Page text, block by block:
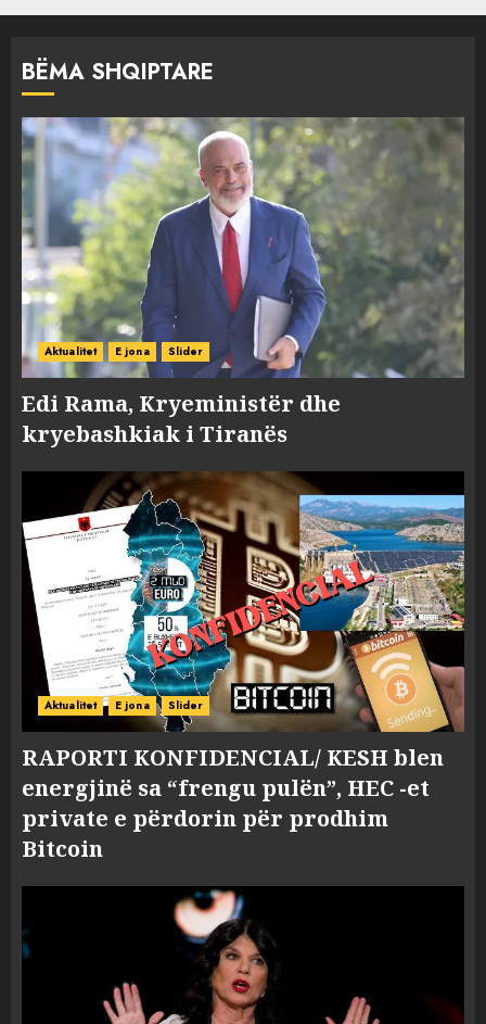
BËMA SHQIPTARE
Aktualitet E jona Slider
Edi Rama, Kryeministër dhe
kryebashkiak i Tiranës
Aktualitet E jona Slider
RAPORTI KONFIDENCIAL/ KESH blen
energjinë sa “frengu pulën”, HEC -et
private e përdorin për prodhim
Bitcoin